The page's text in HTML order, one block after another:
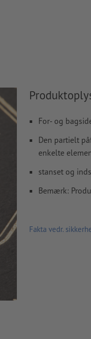
Vi
Vi kontrollerer
Kommentarer
For- og
Den partielt
enkelte
stanset og
Bemærk:
Fakta vedr.